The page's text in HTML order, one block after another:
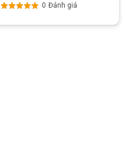
0 Đánh giá